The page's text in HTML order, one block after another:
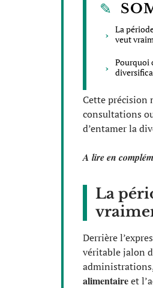
La
veut
Pourquoi
Cette précision
consultations
d’entamer la
A lire en
La
Derrière
véritable jalon
alimentaireet